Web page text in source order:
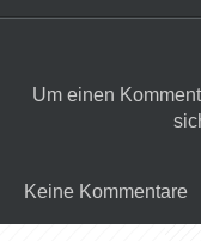
Um einen
Keine Kommentare